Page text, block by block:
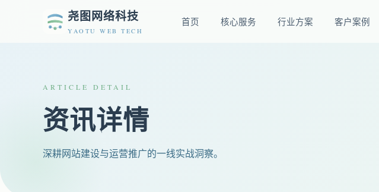
尧图网络科技
YAOTU WEB TECH
首页 核心服务 行业方案 客户案例
ARTICLE DETAIL
资讯详情
深耕网站建设与运营推广的一线实战洞察。